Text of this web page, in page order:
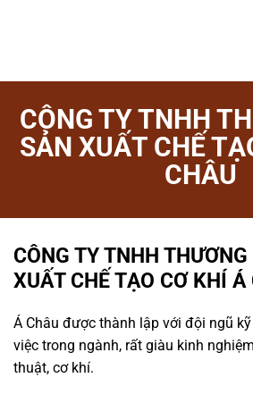
CÔNG TY TNHH
SẢN XUẤT CHẾ
CHÂU
CÔNG TY TNHH
XUẤT CHẾ TẠO CƠ KHÍ Á
Á Châu được thành lập với đội ngũ
việc trong ngành, rất giàu kinh
thuật, cơ khí.